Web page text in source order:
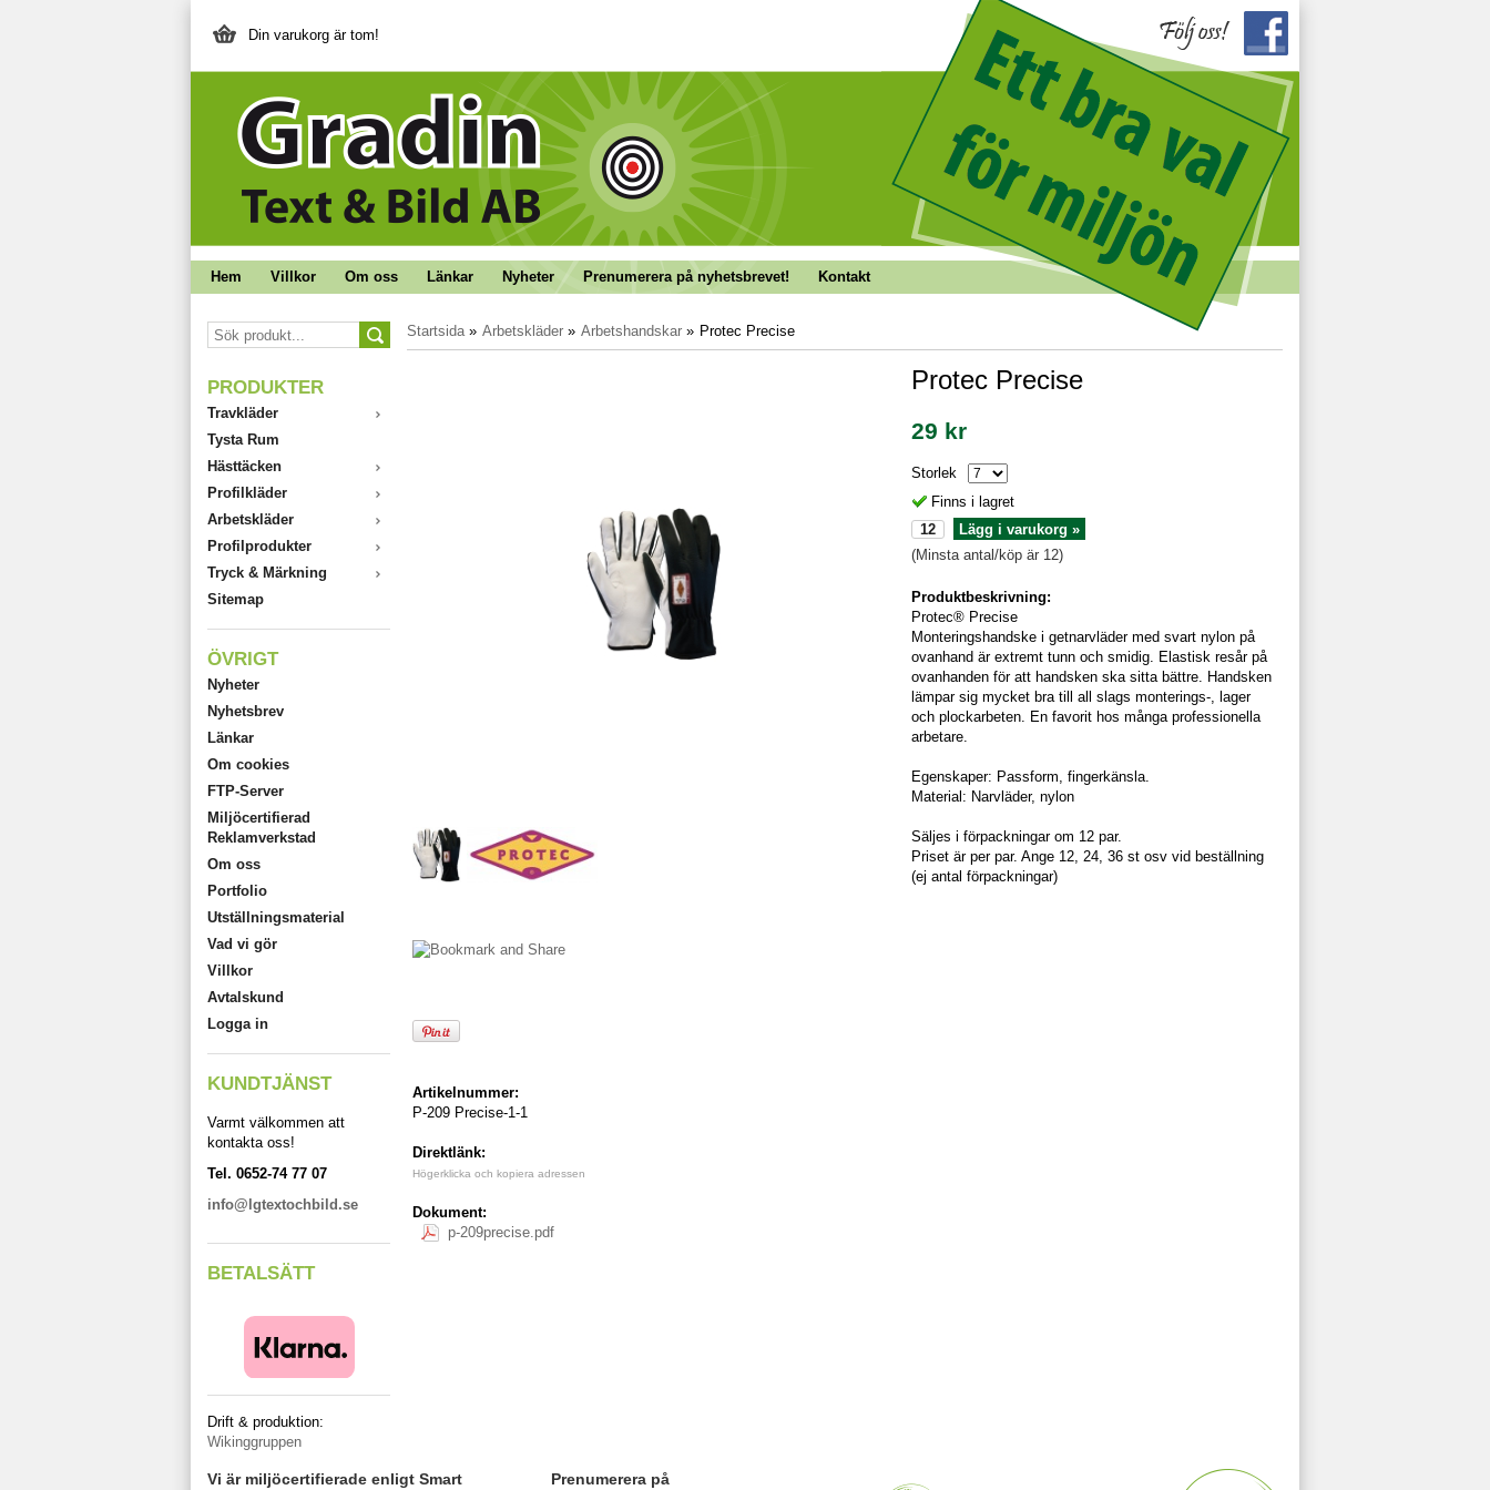
Din varukorg är tom!
Hem Villkor Om oss Länkar Nyheter Prenumerera på nyhetsbrevet! Kontakt
PRODUKTER
Travkläder
Tysta Rum
Hästtäcken
Profilkläder
Arbetskläder
Profilprodukter
Tryck & Märkning
Sitemap
ÖVRIGT
Nyheter
Nyhetsbrev
Länkar
Om cookies
FTP-Server
Miljöcertifierad
Reklamverkstad
Om oss
Portfolio
Utställningsmaterial
Vad vi gör
Villkor
Avtalskund
Logga in
KUNDTJÄNST
Varmt välkommen att
kontakta oss!
Tel. 0652-74 77 07
info@lgtextochbild.se
BETALSÄTT
Drift & produktion:
Wikinggruppen
Startsida» Arbetskläder » Arbetshandskar » Protec Precise
Artikelnummer:
P-209 Precise-1-1
Direktlänk:
Högerklicka och kopiera adressen
Dokument:
p-209precise.pdf
Protec Precise
29 kr
Storlek
Finns i lagret
Lägg i varukorg »
(Minsta antal/köp är 12)
Produktbeskrivning:
Protec® Precise
Monteringshandske i getnarvläder med svart nylon på
ovanhand är extremt tunn och smidig. Elastisk resår på
ovanhanden för att handsken ska sitta bättre. Handsken
lämpar sig mycket bra till all slags monterings-, lager
och plockarbeten. En favorit hos många professionella
arbetare.
Egenskaper: Passform, fingerkänsla.
Material: Narvläder, nylon
Säljes i förpackningar om 12 par.
Priset är per par. Ange 12, 24, 36 st osv vid beställning
(ej antal förpackningar)
Vi är miljöcertifierade enligt Smart Prenumerera på